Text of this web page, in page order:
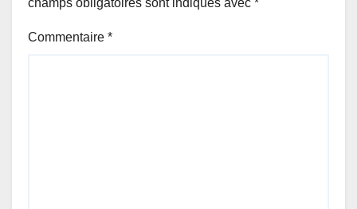
champs obligatoires sont indiqués avec *
Commentaire *